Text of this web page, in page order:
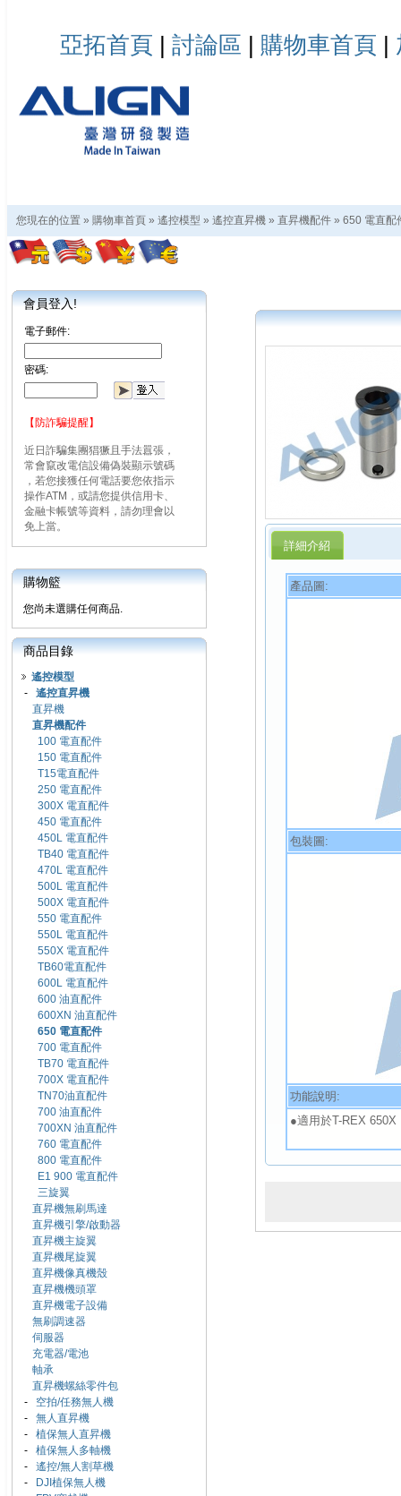
亞拓首頁 | 討論區 | 購物車首頁 |
您現在的位置 » 購物車首頁 » 遙控模型 » 遙控直昇機 » 直昇機配件 » 650 電直配
會員登入!
電子郵件:
密碼:
【防詐騙提醒】
近日詐騙集團猖獗且手法囂張，
常會竄改電信設備偽裝顯示號碼
，若您接獲任何電話要您依指示
操作ATM，或請您提供信用卡、
金融卡帳號等資料，請勿理會以
免上當。
購物籃
您尚未選購任何商品.
商品目錄
遙控模型
- 遙控直昇機
直昇機
直昇機配件
100 電直配件
150 電直配件
T15電直配件
250 電直配件
300X 電直配件
450 電直配件
450L 電直配件
TB40 電直配件
470L 電直配件
500L 電直配件
500X 電直配件
550 電直配件
550L 電直配件
550X 電直配件
TB60電直配件
600L 電直配件
600 油直配件
600XN 油直配件
650 電直配件
700 電直配件
TB70 電直配件
700X 電直配件
TN70油直配件
700 油直配件
700XN 油直配件
760 電直配件
800 電直配件
E1 900 電直配件
三旋翼
直昇機無刷馬達
直昇機引擎/啟動器
直昇機主旋翼
直昇機尾旋翼
直昇機像真機殼
直昇機機頭罩
直昇機電子設備
無刷調速器
伺服器
充電器/電池
軸承
直昇機螺絲零件包
- 空拍/任務無人機
- 無人直昇機
- 植保無人直昇機
- 植保無人多軸機
- 遙控/無人割草機
-
DJI植保無人機
詳細介紹
產品圖:
包裝圖:
功能說明:
●適用於T-REX 650X